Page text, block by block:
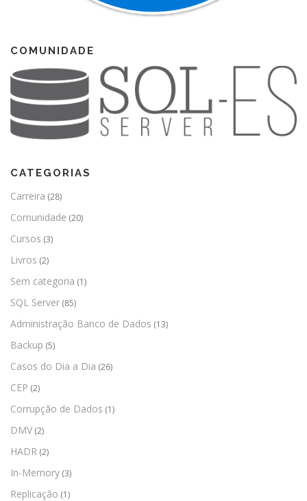
COMUNIDADE
CATEGORIAS
Carreira (28)
Comunidade (20)
Cursos (3)
Livros (2)
Sem categoria (1)
SQL Server (85)
Administração Banco de Dados (13)
Backup (5)
Casos do Dia a Dia (26)
CEP (2)
Corrupção de Dados (1)
DMV (2)
HADR (2)
In-Memory (3)
Replicação (1)